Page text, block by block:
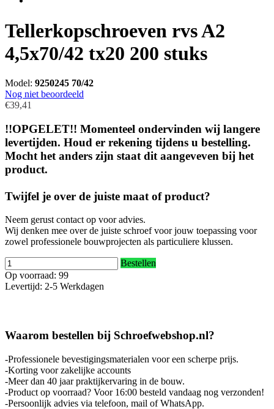
Tellerkopschroeven rvs A2
4,5x70/42 tx20 200 stuks
Model: 9250245 70/42
Nog niet beoordeeld
€39,41
!!OPGELET!! Momenteel ondervinden wij langere
levertijden. Houd er rekening tijdens u bestelling.
Mocht het anders zijn staat dit aangeveven bij het
product.
Twijfel je over de juiste maat of product?
Neem gerust contact op voor advies.
Wij denken mee over de juiste schroef voor jouw toepassing voor
zowel professionele bouwprojecten als particuliere klussen.
Bestellen
Op voorraad: 99
Levertijd: 2-5 Werkdagen
Waarom bestellen bij Schroefwebshop.nl?
-Professionele bevestigingsmaterialen voor een scherpe prijs.
-Korting voor zakelijke accounts
-Meer dan 40 jaar praktijkervaring in de bouw.
-Product op voorraad? Voor 16:00 besteld vandaag nog verzonden!
-Persoonlijk advies via telefoon, mail of WhatsApp.